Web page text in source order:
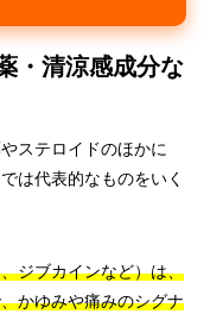
・清涼感成分な
ステロイドのほかに
は代表的なものをいく
ジブカインなど）は、
かゆみや痛みのシグナ